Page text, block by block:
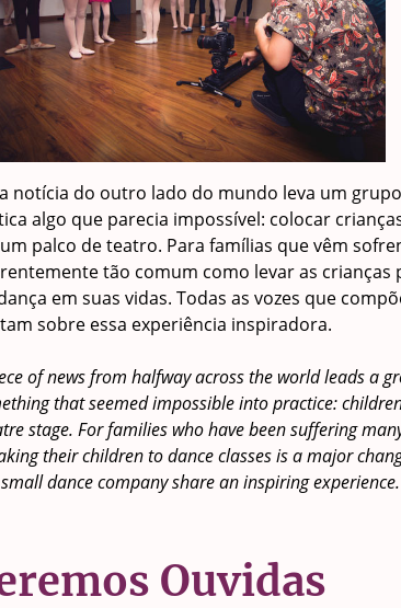
notícia do outro lado do mundo leva um
algo que parecia impossível: colocar
palco de teatro. Para famílias que vêm
tão comum como levar as crianças
em suas vidas. Todas as vozes que
sobre essa experiência inspiradora.
of news from halfway across the world leads a
that seemed impossible into practice:
stage. For families who have been suffering
their children to dance classes is a major
dance company share an inspiring experience.
Ouvidas